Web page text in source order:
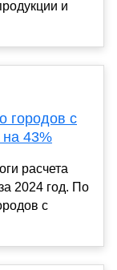
и
городов с
на 43%
расчета
2024 год. По
с